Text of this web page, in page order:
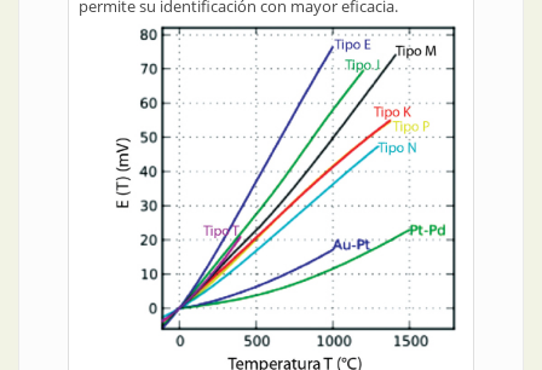
permite su identificación con mayor eficacia.